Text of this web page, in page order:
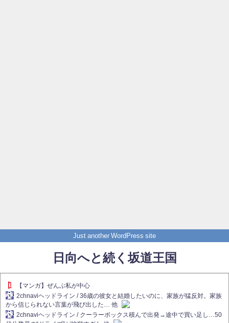
Just another WordPress site
日向へと続く坂道王国
【マンガ】ぜんぶ私が中心
2chnaviヘッドライン / 36歳の彼女と結婚したいのに、家族が猛反対。家族
から信じられない言葉が飛び出した… 他
2chnaviヘッドライン / クーラーボックス積んで出発→途中で買い足し…50